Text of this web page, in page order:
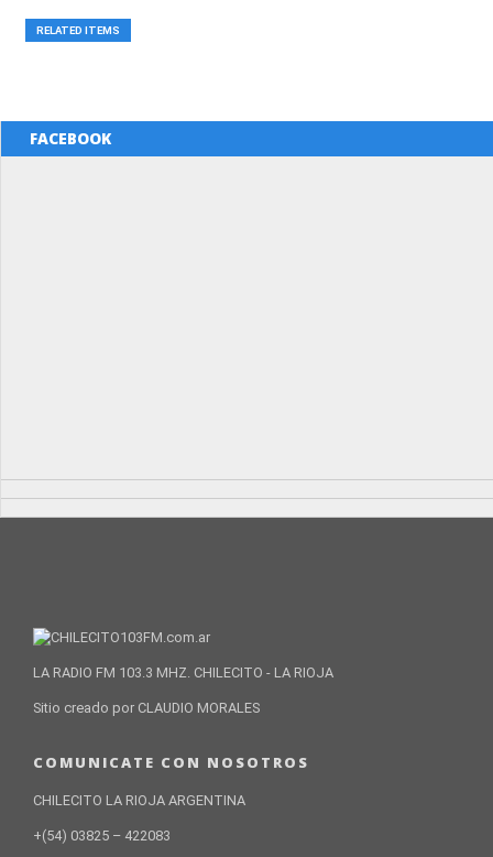
RELATED ITEMS
FACEBOOK
LA RADIO FM 103.3 MHZ. CHILECITO - LA RIOJA
Sitio creado por CLAUDIO MORALES
COMUNICATE CON NOSOTROS
CHILECITO LA RIOJA ARGENTINA
+(54) 03825 – 422083